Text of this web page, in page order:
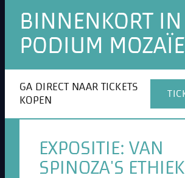
BINNENKORT IN
PODIUM
GA DIRECT NAAR TICKETS
KOPEN
EXPOSITIE: VAN
SPINOZA'S